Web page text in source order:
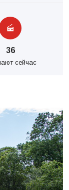
36
сейчас